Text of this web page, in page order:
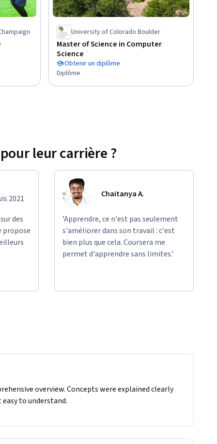
University of Colorado Boulder
Master of Science in Computer
Science
Obtenir un diplôme
Diplôme
leur carrière ?
2021
des
propose
Chaitanya A.
’Apprendre, ce n'est pas seulement
s'améliorer dans son travail : c'est
bien plus que cela. Coursera me
permet d'apprendre sans limites.’
overview. Concepts were explained clearly
to understand.